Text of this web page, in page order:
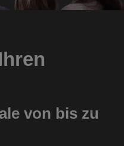
von bis zu